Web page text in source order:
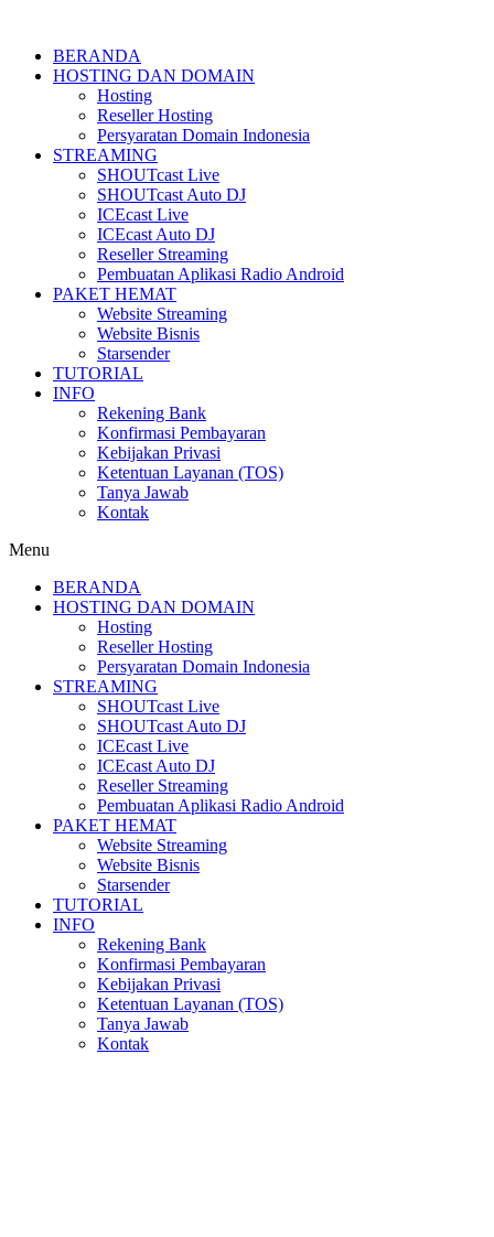
BERANDA
HOSTING DAN DOMAIN
Hosting
Reseller Hosting
Persyaratan Domain Indonesia
STREAMING
SHOUTcast Live
SHOUTcast Auto DJ
ICEcast Live
ICEcast Auto DJ
Reseller Streaming
Pembuatan Aplikasi Radio Android
PAKET HEMAT
Website Streaming
Website Bisnis
Starsender
TUTORIAL
INFO
Rekening Bank
Konfirmasi Pembayaran
Kebijakan Privasi
Ketentuan Layanan (TOS)
Tanya Jawab
Kontak
Menu
BERANDA
HOSTING DAN DOMAIN
Hosting
Reseller Hosting
Persyaratan Domain Indonesia
STREAMING
SHOUTcast Live
SHOUTcast Auto DJ
ICEcast Live
ICEcast Auto DJ
Reseller Streaming
Pembuatan Aplikasi Radio Android
PAKET HEMAT
Website Streaming
Website Bisnis
Starsender
TUTORIAL
INFO
Rekening Bank
Konfirmasi Pembayaran
Kebijakan Privasi
Ketentuan Layanan (TOS)
Tanya Jawab
Kontak